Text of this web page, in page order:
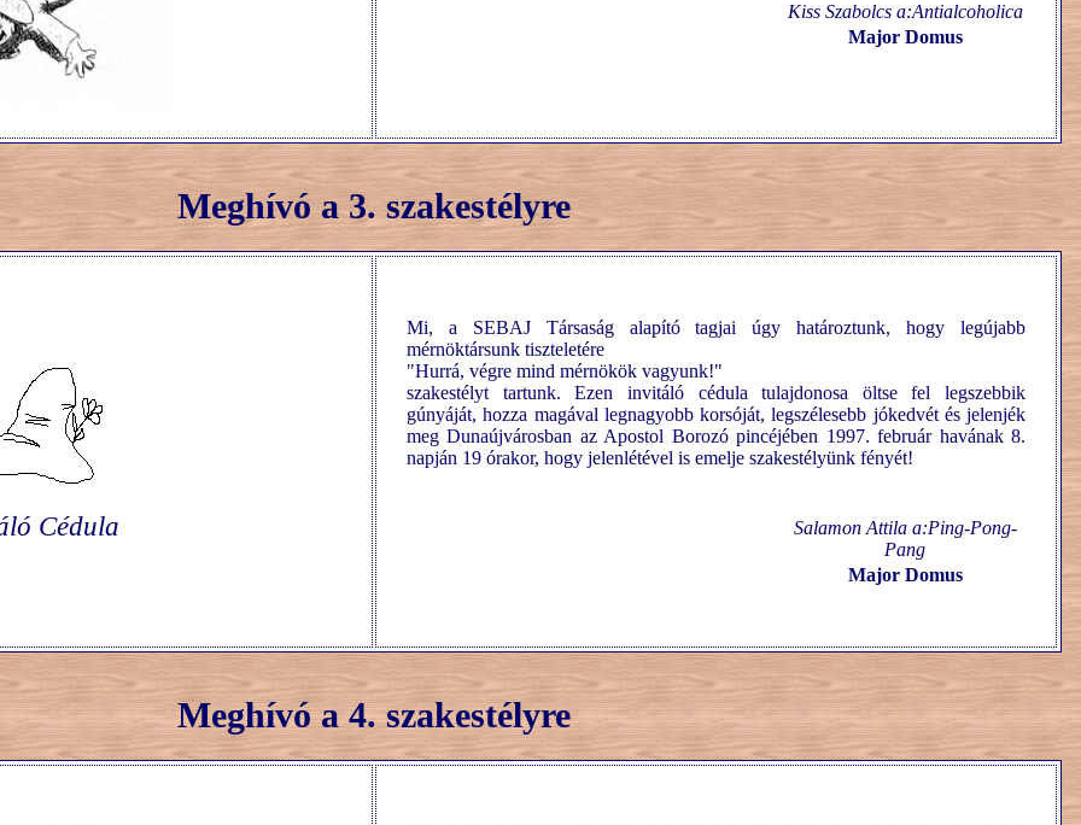
Kiss Szabolcs a:Antialcoholica
Major Domus
Meghívó a 3. szakestélyre
Cédula
Mi, a SEBAJ Társaság alapító tagjai úgy határoztunk, hogy legújabb
mérnöktársunk tiszteletére
"Hurrá, végre mind mérnökök vagyunk!"
szakestélyt tartunk. Ezen invitáló cédula tulajdonosa öltse fel legszebbik
gúnyáját, hozza magával legnagyobb korsóját, legszélesebb jókedvét és jelenjék
meg Dunaújvárosban az Apostol Borozó pincéjében 1997. február havának 8.
napján 19 órakor, hogy jelenlétével is emelje szakestélyünk fényét!
Salamon Attila a:Ping-Pong-
Pang
Major Domus
Meghívó a 4. szakestélyre